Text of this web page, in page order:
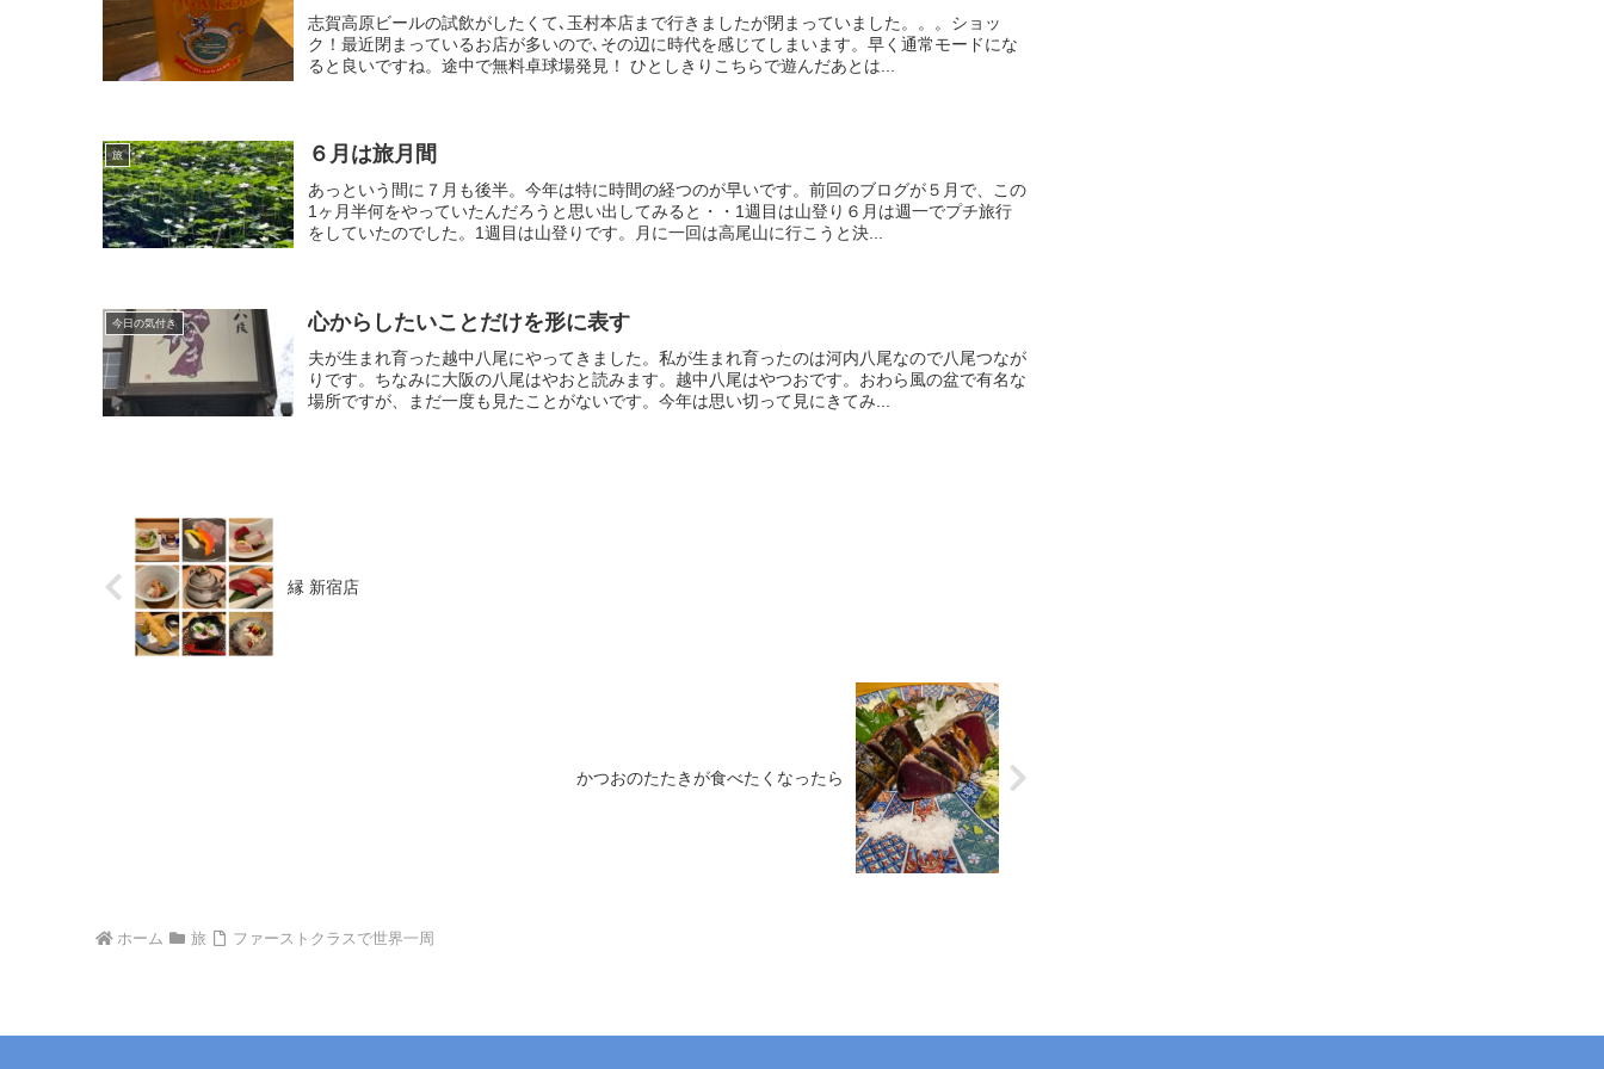
志賀高原ビールの試飲がしたくて､玉村本店まで行きましたが閉まっていました。。。ショッ
ク！最近閉まっているお店が多いので､その辺に時代を感じてしまいます。早く通常モードにな
ると良いですね。途中で無料卓球場発見！ ひとしきりこちらで遊んだあとは...
旅 ６月は旅月間
あっという間に７月も後半。今年は特に時間の経つのが早いです。前回のブログが５月で、この
1ヶ月半何をやっていたんだろうと思い出してみると・・1週目は山登り６月は週一でプチ旅行
をしていたのでした。1週目は山登りです。月に一回は高尾山に行こうと決...
今日の気付き 心からしたいことだけを形に表す
夫が生まれ育った越中八尾にやってきました。私が生まれ育ったのは河内八尾なので八尾つなが
りです。ちなみに大阪の八尾はやおと読みます。越中八尾はやつおです。おわら風の盆で有名な
場所ですが、まだ一度も見たことがないです。今年は思い切って見にきてみ...
縁 新宿店
かつおのたたきが食べたくなったら
ホーム 旅 ファーストクラスで世界一周